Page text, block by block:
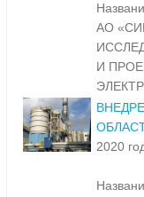
АО
И
2020